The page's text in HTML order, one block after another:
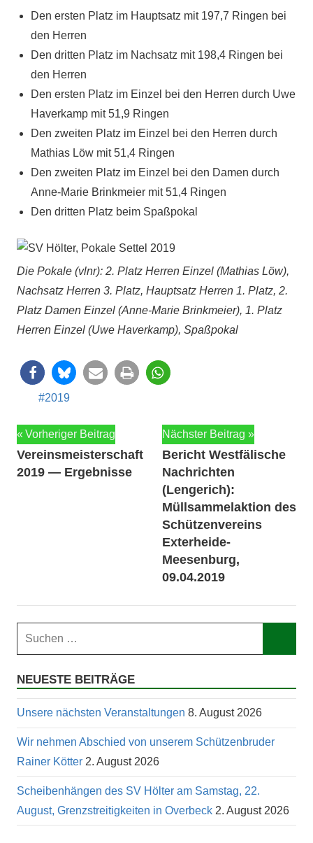
Den ersten Platz im Haupt­satz mit 197,7 Rin­gen bei
den Herren
Den drit­ten Platz im Nach­satz mit 198,4 Rin­gen bei
den Herren
Den ersten Platz im Einzel bei den Her­ren durch Uwe
Haverkamp mit 51,9 Ringen
Den zweit­en Platz im Einzel bei den Her­ren durch
Math­ias Löw mit 51,4 Ringen
Den zweit­en Platz im Einzel bei den Damen durch
Anne-Marie Brinkmeier mit 51,4 Ringen
Den drit­ten Platz beim Spaßpokal
Die Pokale (vlnr): 2. Platz Her­ren Einzel (Math­ias Löw),
Nach­satz Her­ren 3. Platz, Haupt­satz Her­ren 1. Platz, 2.
Platz Damen Einzel (Anne-Marie Brinkmeier), 1. Platz
Her­ren Einzel (Uwe Haverkamp), Spaßpokal
2019
Beitragsnavigation
Vorheriger Beitrag
Vereinsmeisterschaft
2019 — Ergebnisse
Nächster Beitrag
Bericht Westfälische
Nachrichten
(Lengerich):
Müllsammelaktion des
Schützenvereins
Exterheide-
Meesenburg,
09.04.2019
Suchen
NEUESTE BEITRÄGE
Unsere nächsten Veranstaltungen 8. August 2026
Wir nehmen Abschied von unserem Schützenbruder
Rainer Kötter 2. August 2026
Scheibenhängen des SV Hölter am Samstag, 22.
August, Grenzstreitigkeiten in Overbeck 2. August 2026